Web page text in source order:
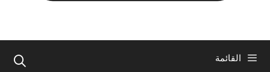
القائمة